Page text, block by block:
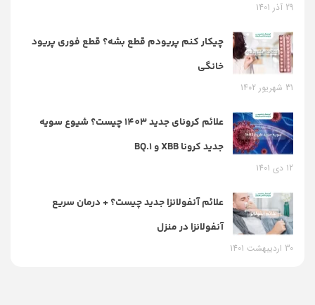
29 آذر 1401
چیکار کنم پریودم قطع بشه؟ قطع فوری پریود
خانگی
31 شهریور 1402
علائم کرونای جدید 1403 چیست؟ شیوع سویه
جدید کرونا XBB و BQ.1
12 دی 1401
علائم آنفولانزا جدید چیست؟ + درمان سریع
آنفولانزا در منزل
30 اردیبهشت 1401